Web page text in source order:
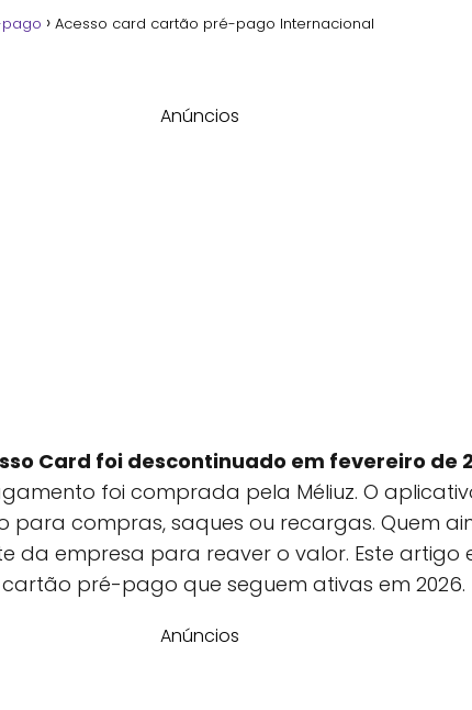
Acesso card cartão pré-pago Internacional
Anúncios
Card foi descontinuado em fevereiro de
foi comprada pela Méliuz. O
compras, saques ou recargas. Quem
da empresa para reaver o valor. Este artigo
pré-pago que seguem ativas em 2026.
Anúncios